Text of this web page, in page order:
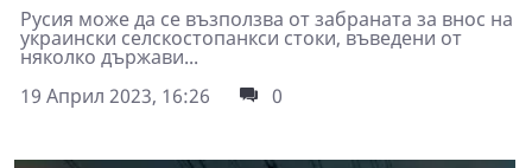
Русия може да се възползва от забраната за внос на
украински селскостопанкси стоки, въведени от
няколко държави...
19 Април 2023, 16:26
0